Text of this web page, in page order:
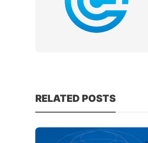
RELATED POSTS